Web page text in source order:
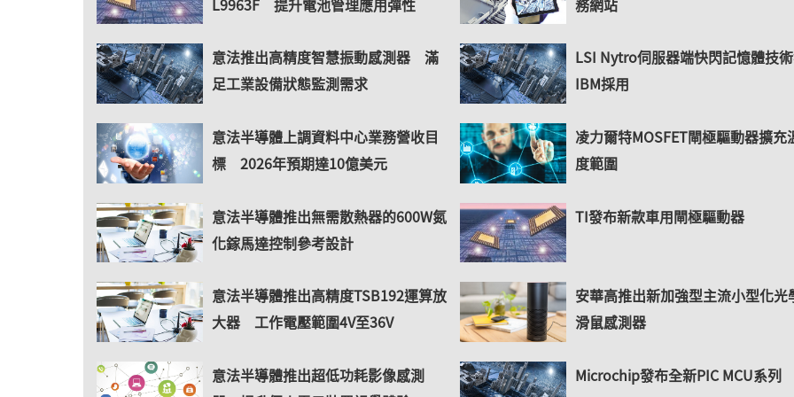
L9963F 提升電池管理應用彈性
意法推出高精度智慧振動感測器 滿
足工業設備狀態監測需求
意法半導體上調資料中心業務營收目
標 2026年預期達10億美元
意法半導體推出無需散熱器的600W氮
化鎵馬達控制參考設計
意法半導體推出高精度TSB192運算放
大器 工作電壓範圍4V至36V
意法半導體推出超低功耗影像感測
務網站
LSI Nytro伺服器端快閃記憶體技
IBM採用
凌力爾特MOSFET閘極驅動器擴充
度範圍
TI發布新款車用閘極驅動器
安華高推出新加強型主流小型化光
滑鼠感測器
Microchip發布全新PIC MCU系列